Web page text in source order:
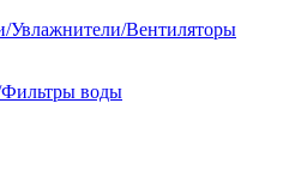
Вентиляторы
воды